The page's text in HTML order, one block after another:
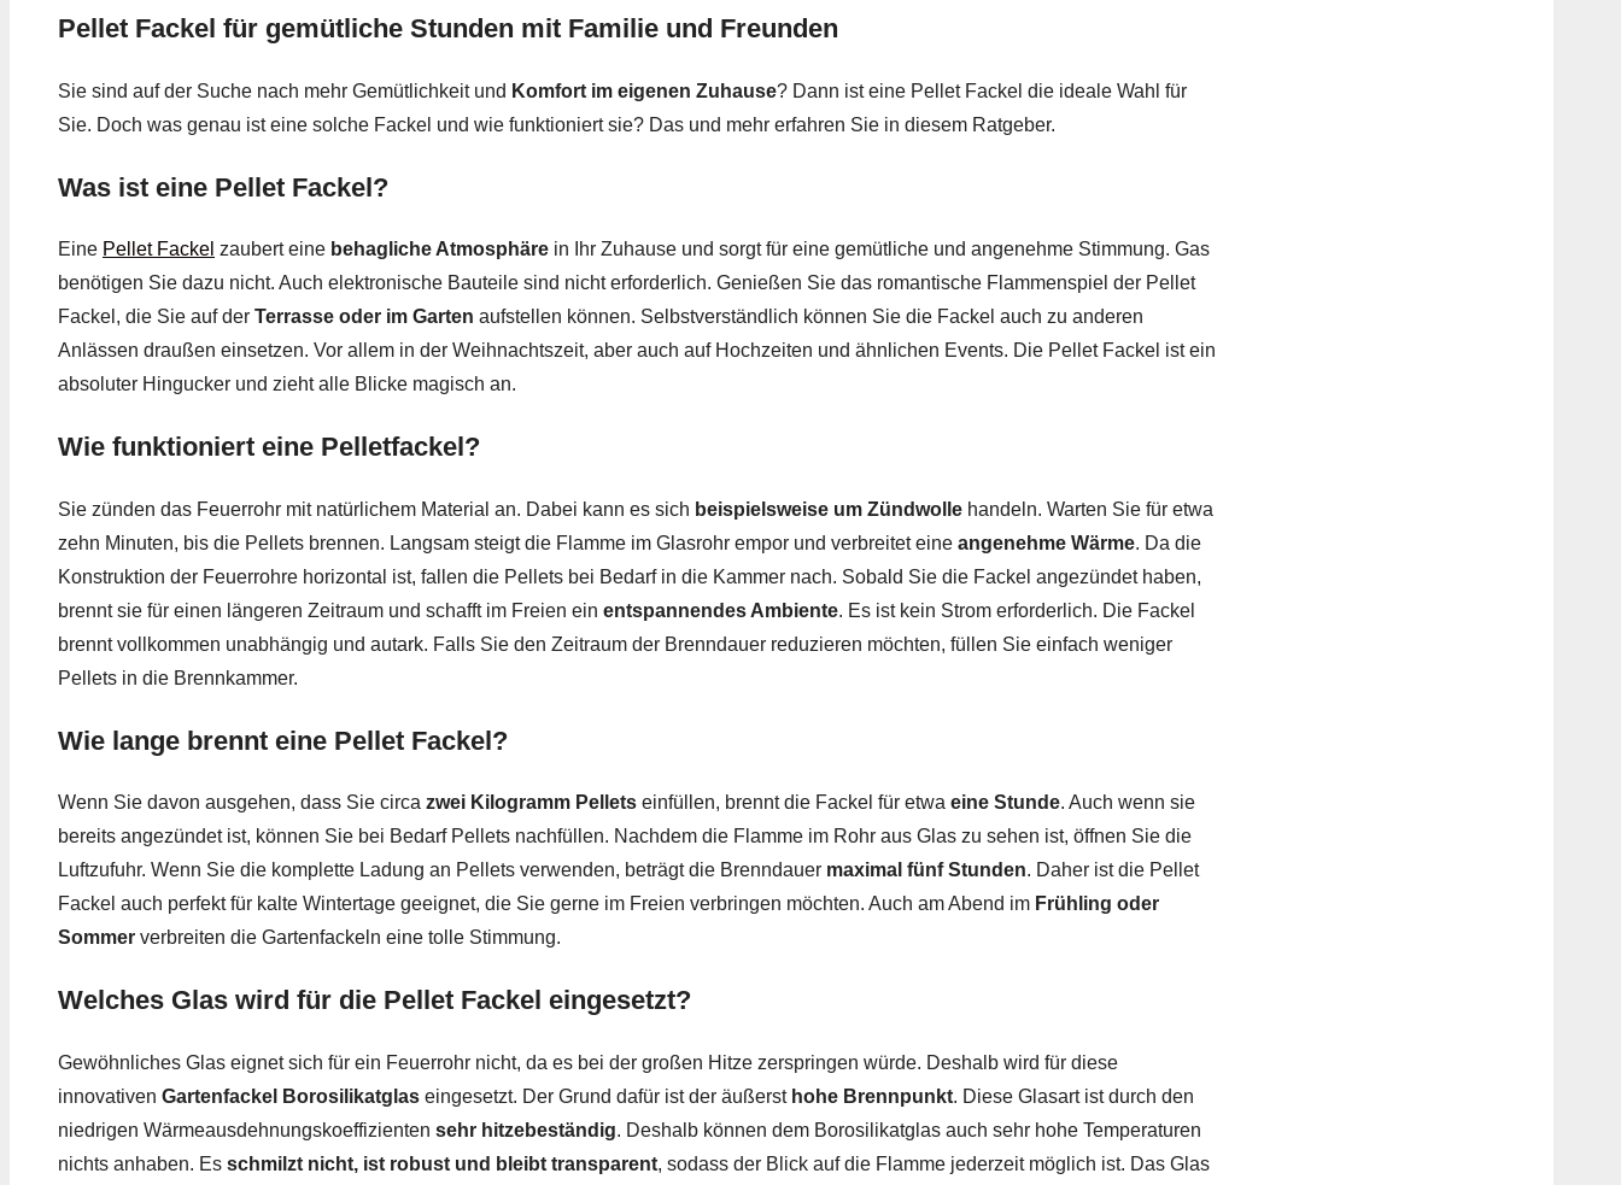
Pellet Fackel für gemütliche Stunden mit Familie und Freunden
Sie sind auf der Suche nach mehr Gemütlichkeit und Komfort im eigenen Zuhause? Dann ist eine Pellet Fackel die ideale Wahl für
Sie. Doch was genau ist eine solche Fackel und wie funktioniert sie? Das und mehr erfahren Sie in diesem Ratgeber.
Was ist eine Pellet Fackel?
Eine Pellet Fackel zaubert eine behagliche Atmosphäre in Ihr Zuhause und sorgt für eine gemütliche und angenehme Stimmung. Gas
benötigen Sie dazu nicht. Auch elektronische Bauteile sind nicht erforderlich. Genießen Sie das romantische Flammenspiel der Pellet
Fackel, die Sie auf der Terrasse oder im Garten aufstellen können. Selbstverständlich können Sie die Fackel auch zu anderen
Anlässen draußen einsetzen. Vor allem in der Weihnachtszeit, aber auch auf Hochzeiten und ähnlichen Events. Die Pellet Fackel ist ein
absoluter Hingucker und zieht alle Blicke magisch an.
Wie funktioniert eine Pelletfackel?
Sie zünden das Feuerrohr mit natürlichem Material an. Dabei kann es sich beispielsweise um Zündwolle handeln. Warten Sie für etwa
zehn Minuten, bis die Pellets brennen. Langsam steigt die Flamme im Glasrohr empor und verbreitet eine angenehme Wärme. Da die
Konstruktion der Feuerrohre horizontal ist, fallen die Pellets bei Bedarf in die Kammer nach. Sobald Sie die Fackel angezündet haben,
brennt sie für einen längeren Zeitraum und schafft im Freien ein entspannendes Ambiente. Es ist kein Strom erforderlich. Die Fackel
brennt vollkommen unabhängig und autark. Falls Sie den Zeitraum der Brenndauer reduzieren möchten, füllen Sie einfach weniger
Pellets in die Brennkammer.
Wie lange brennt eine Pellet Fackel?
Wenn Sie davon ausgehen, dass Sie circa zwei Kilogramm Pellets einfüllen, brennt die Fackel für etwa eine Stunde. Auch wenn sie
bereits angezündet ist, können Sie bei Bedarf Pellets nachfüllen. Nachdem die Flamme im Rohr aus Glas zu sehen ist, öffnen Sie die
Luftzufuhr. Wenn Sie die komplette Ladung an Pellets verwenden, beträgt die Brenndauer maximal fünf Stunden. Daher ist die Pellet
Fackel auch perfekt für kalte Wintertage geeignet, die Sie gerne im Freien verbringen möchten. Auch am Abend im Frühling oder
Sommer verbreiten die Gartenfackeln eine tolle Stimmung.
Welches Glas wird für die Pellet Fackel eingesetzt?
Gewöhnliches Glas eignet sich für ein Feuerrohr nicht, da es bei der großen Hitze zerspringen würde. Deshalb wird für diese
innovativen Gartenfackel Borosilikatglas eingesetzt. Der Grund dafür ist der äußerst hohe Brennpunkt. Diese Glasart ist durch den
niedrigen Wärmeausdehnungskoeffizienten sehr hitzebeständig. Deshalb können dem Borosilikatglas auch sehr hohe Temperaturen
nichts anhaben. Es schmilzt nicht, ist robust und bleibt transparent, sodass der Blick auf die Flamme jederzeit möglich ist. Das Glas